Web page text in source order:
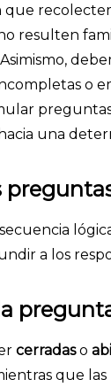
que
resulten
o
una
a los
cerradaso
que